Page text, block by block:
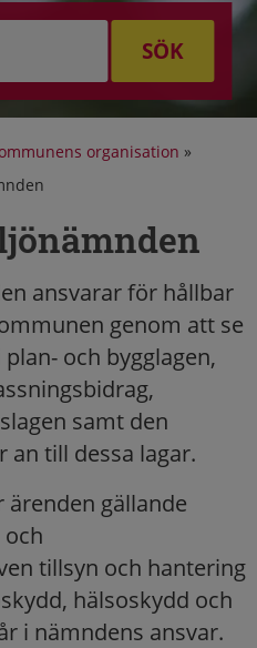
SÖK
organisation »
ansvarar för hållbar
genom att se
och bygglagen,
samt den
till dessa lagar.
gällande
tillsyn och hantering
hälsoskydd och
i nämndens ansvar.